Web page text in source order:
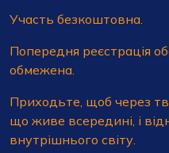
Участь безкоштовна.
Попередня реєстрація
обмежена.
Приходьте, щоб через
що живе всередині, і
внутрішнього світу.